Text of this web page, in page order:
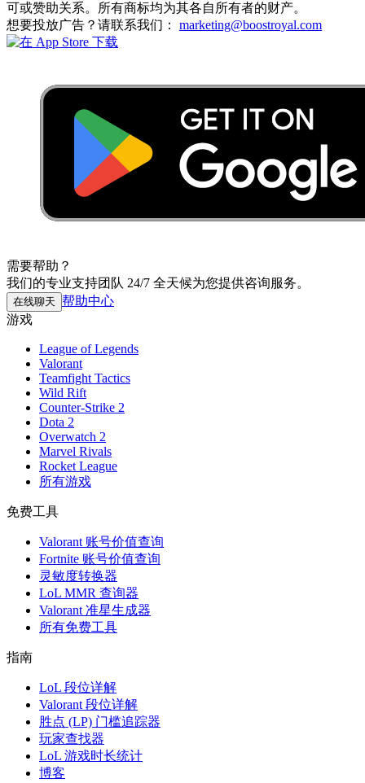
可或赞助关系。所有商标均为其各自所有者的财产。
想要投放广告？请联系我们： marketing@boostroyal.com
需要帮助？
我们的专业支持团队 24/7 全天候为您提供咨询服务。
在线聊天 帮助中心
游戏
League of Legends
Valorant
Teamfight Tactics
Wild Rift
Counter-Strike 2
Dota 2
Overwatch 2
Marvel Rivals
Rocket League
所有游戏
免费工具
Valorant 账号价值查询
Fortnite 账号价值查询
灵敏度转换器
LoL MMR 查询器
Valorant 准星生成器
所有免费工具
指南
LoL 段位详解
Valorant 段位详解
胜点 (LP) 门槛追踪器
玩家查找器
LoL 游戏时长统计
博客